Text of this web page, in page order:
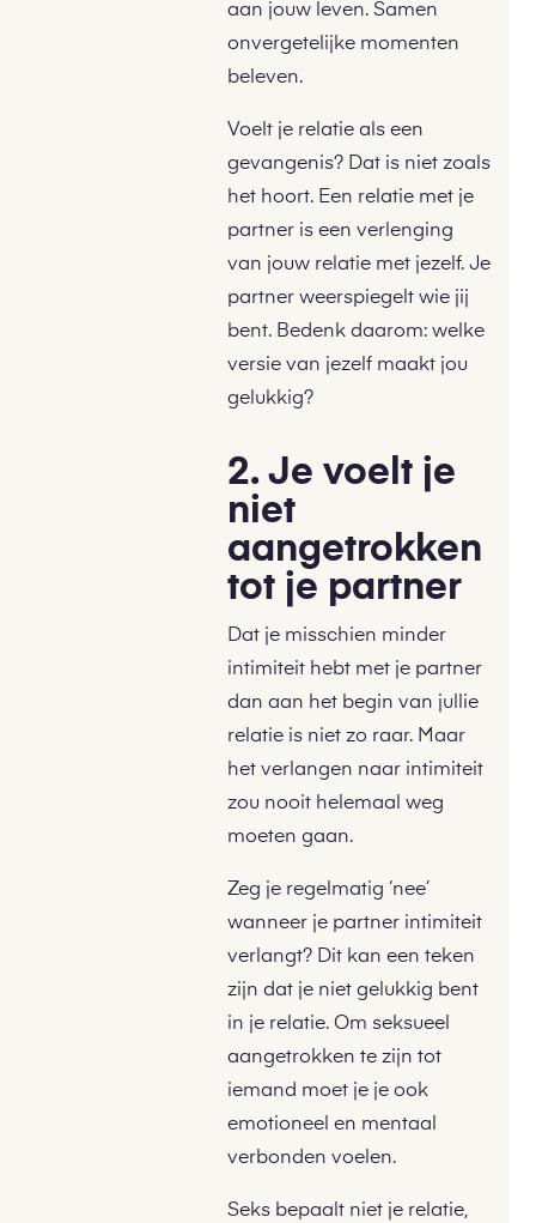
aan jouw leven. Samen
onvergetelijke momenten
beleven.
Voelt je relatie als een
gevangenis? Dat is niet zoals
het hoort. Een relatie met je
partner is een verlenging
van jouw relatie met jezelf. Je
partner weerspiegelt wie jij
bent. Bedenk daarom: welke
versie van jezelf maakt jou
gelukkig?
2. Je voelt je
niet
aangetrokken
tot je partner
Dat je misschien minder
intimiteit hebt met je partner
dan aan het begin van jullie
relatie is niet zo raar. Maar
het verlangen naar intimiteit
zou nooit helemaal weg
moeten gaan.
Zeg je regelmatig ‘nee’
wanneer je partner intimiteit
verlangt? Dit kan een teken
zijn dat je niet gelukkig bent
in je relatie. Om seksueel
aangetrokken te zijn tot
iemand moet je je ook
emotioneel en mentaal
verbonden voelen.
Seks bepaalt niet je relatie,